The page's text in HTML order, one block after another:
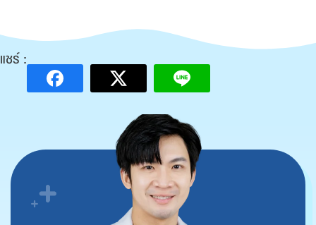
แชร์ :